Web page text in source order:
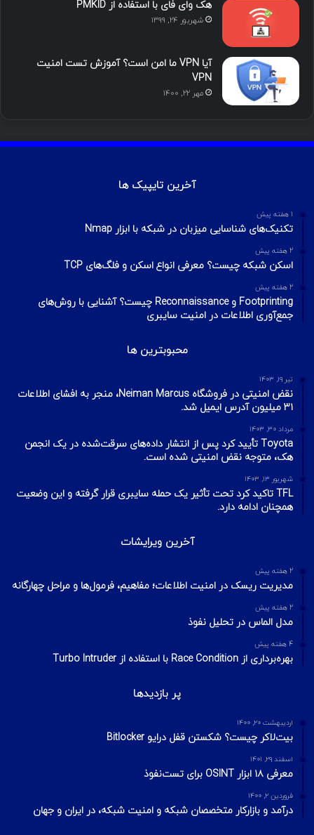
هک وای فای با استفاده از PMKID
شهریور ۲۴, ۱۳۹۹
آیا VPN ما امن است؟ آموزش تست امنیت
VPN
مهر ۲۲, ۱۴۰۰
آخرین تایپیک ها
1 هفته پیش
تکنیک‌های شناسایی میزبان در شبکه با ابزار Nmap
2 هفته پیش
اسکن شبکه چیست؟ معرفی انواع اسکن و فلگ‌های TCP
2 هفته پیش
Footprinting و Reconnaissance چیست؟ آشنایی با روش‌های
جمع‌آوری اطلاعات در امنیت سایبری
محبوبترین ها
تیر ۱۹, ۱۴۰۳
نقض امنیتی در فروشگاه Neiman Marcus، منجر به افشای اطلاعات
۳۱ میلیون آدرس ایمیل شد.
مرداد ۳۰, ۱۴۰۳
Toyota تأیید کرد پس از انتشار داده‌های سرقت‌شده در یک انجمن
هک، متوجه نقض امنیتی شده است.
شهریور ۱۳, ۱۴۰۳
TFL تاکید کرد تحت تأثیر یک حمله سایبری قرار گرفته‌ و این وضعیت
همچنان ادامه دارد.
آخرین ویرایشات
2 هفته پیش
مدیریت ریسک در امنیت اطلاعات؛ مفاهیم، فرمول‌ها و مراحل چهارگانه
2 هفته پیش
مدل الماس در تحلیل نفوذ
4 هفته پیش
بهره‌برداری از Race Condition با استفاده از Turbo Intruder
پر بازدیدها
اردیبهشت ۲۰, ۱۴۰۰
بیت‌لاکر چیست؟ شکستن قفل درایو Bitlocker
اسفند ۲۹, ۱۴۰۱
معرفی ۱۸ ابزار OSINT برای تست‌نفوذ
فروردین ۲, ۱۴۰۰
درآمد و بازارکار متخصصان شبکه و امنیت شبکه، در ایران و جهان